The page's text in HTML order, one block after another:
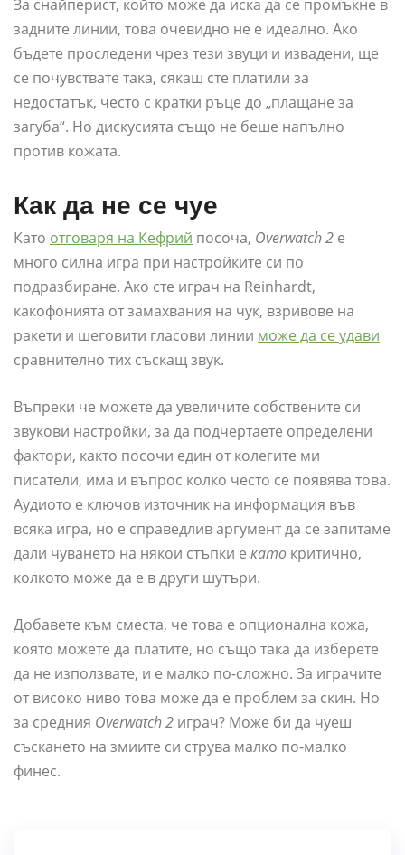
За снайперист, който може да иска да се промъкне в
задните линии, това очевидно не е идеално. Ако
бъдете проследени чрез тези звуци и извадени, ще
се почувствате така, сякаш сте платили за
недостатък, често с кратки ръце до „плащане за
загуба“. Но дискусията също не беше напълно
против кожата.
Как да не се чуе
Като отговаря на Кефрий посоча, Overwatch 2 е
много силна игра при настройките си по
подразбиране. Ако сте играч на Reinhardt,
какофонията от замахвания на чук, взривове на
ракети и шеговити гласови линии може да се удави
сравнително тих съскащ звук.
Въпреки че можете да увеличите собствените си
звукови настройки, за да подчертаете определени
фактори, както посочи един от колегите ми
писатели, има и въпрос колко често се появява това.
Аудиото е ключов източник на информация във
всяка игра, но е справедлив аргумент да се запитаме
дали чуването на някои стъпки е като критично,
колкото може да е в други шутъри.
Добавете към сместа, че това е опционална кожа,
която можете да платите, но също така да изберете
да не използвате, и е малко по-сложно. За играчите
от високо ниво това може да е проблем за скин. Но
за средния Overwatch 2 играч? Може би да чуеш
съскането на змиите си струва малко по-малко
финес.